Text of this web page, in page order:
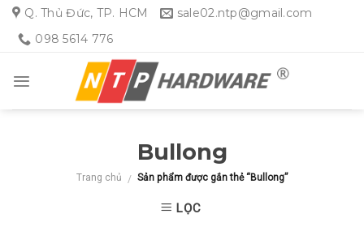
Skip
content
Q. Thủ Đức, TP. HCM
sale02.ntp@gmail.com
098 5614 776
Bullong
Trang chủ / Sản phẩm được gắn thẻ “Bullong”
LỌC